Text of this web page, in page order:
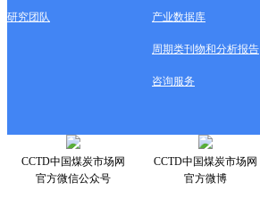
研究团队 产业数据库
周期类刊物和分析报告
咨询服务
CCTD中国煤炭市场网
官方微信公众号
CCTD中国煤炭市场网
官方微博